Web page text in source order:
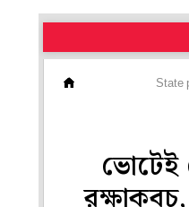
State
ভোটেই